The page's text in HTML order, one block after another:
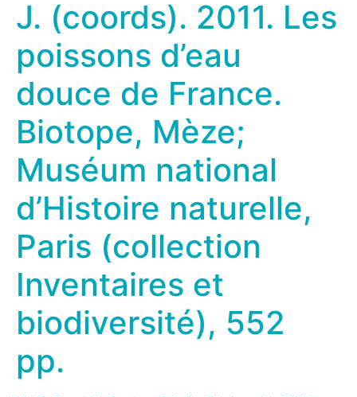
J. (coords). 2011. Les
poissons d’eau
douce de France.
Biotope, Mèze;
Muséum national
d’Histoire naturelle,
Paris (collection
Inventaires et
biodiversité), 552
pp.